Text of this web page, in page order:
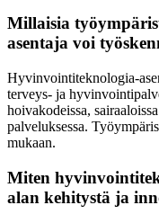
Millaisia
asentaja voi
Hyvinvointiteknologia-
terveys- ja
hoivakodeissa,
palveluksessa.
mukaan.
Miten
alan kehitystä ja